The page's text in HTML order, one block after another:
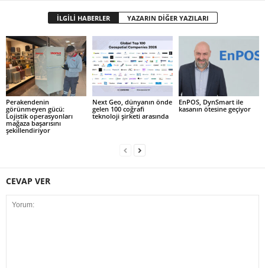
İLGİLİ HABERLER YAZARIN DİĞER YAZILARI
Perakendenin
görünmeyen gücü:
Lojistik operasyonları
mağaza başarısını
şekillendiriyor
Next Geo, dünyanın önde
gelen 100 coğrafi
teknoloji şirketi arasında
EnPOS, DynSmart ile
kasanın ötesine geçiyor
CEVAP VER